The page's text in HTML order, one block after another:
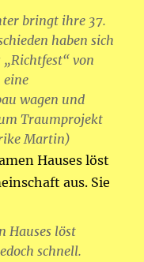
bringt ihre 37.
haben sich
von
wagen und
Traumprojekt
Martin)
Hauses löst
schnell.